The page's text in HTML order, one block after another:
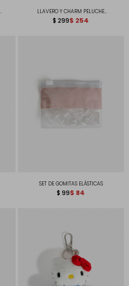
LLAVERO Y CHARM PELUCHE
"CINNAMOROLL"
$ 299$ 254
SET DE GOMITAS ELÁSTICAS
$ 99$ 84